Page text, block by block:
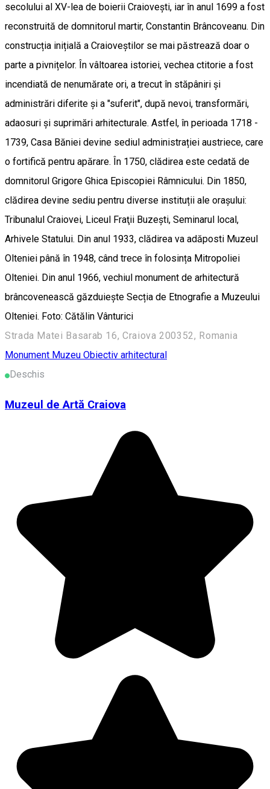
secolului al XV-lea de boierii Craiovești, iar în anul 1699 a fost
reconstruită de domnitorul martir, Constantin Brâncoveanu. Din
construcția inițială a Craioveștilor se mai păstrează doar o
parte a pivnițelor. În vâltoarea istoriei, vechea ctitorie a fost
incendiată de nenumărate ori, a trecut în stăpâniri și
administrări diferite și a "suferit", după nevoi, transformări,
adaosuri și suprimări arhitecturale. Astfel, în perioada 1718 -
1739, Casa Băniei devine sediul administrației austriece, care
o fortifică pentru apărare. În 1750, clădirea este cedată de
domnitorul Grigore Ghica Episcopiei Râmnicului. Din 1850,
clădirea devine sediu pentru diverse instituții ale orașului:
Tribunalul Craiovei, Liceul Fraţii Buzești, Seminarul local,
Arhivele Statului. Din anul 1933, clădirea va adăposti Muzeul
Olteniei până în 1948, când trece în folosința Mitropoliei
Olteniei. Din anul 1966, vechiul monument de arhitectură
brâncovenească găzduiește Secția de Etnografie a Muzeului
Olteniei. Foto: Cătălin Vânturici
Strada Matei Basarab 16, Craiova 200352, Romania
Monument Muzeu Obiectiv arhitectural
Deschis
Muzeul de Artă Craiova